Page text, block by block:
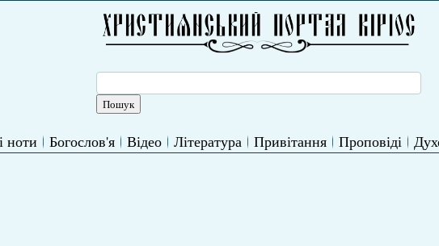
ноти Богослов'я Відео Література Привітання Проповіді